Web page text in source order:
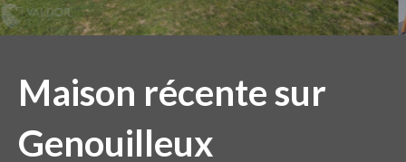
Maison récente sur
Genouilleux